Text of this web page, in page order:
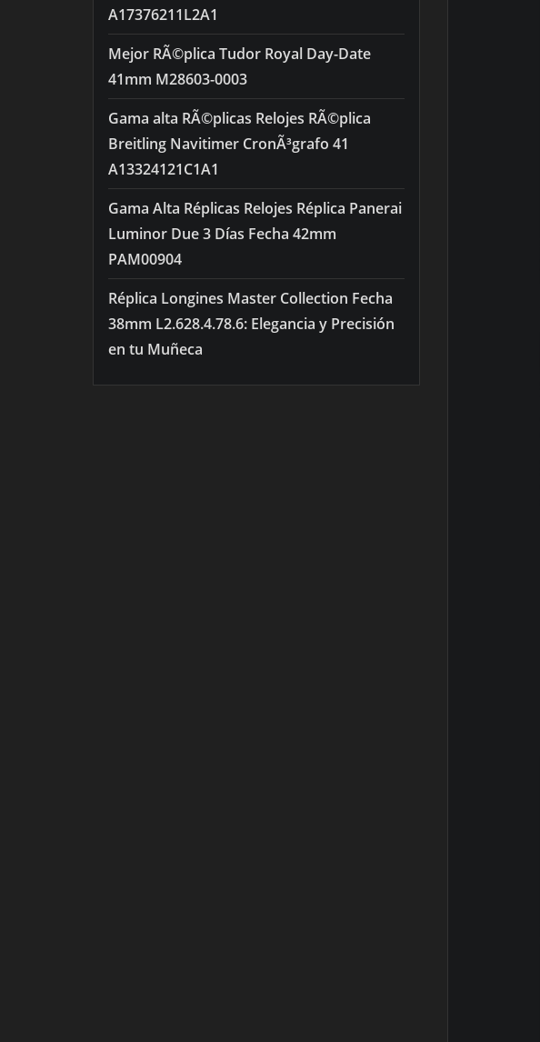
A17376211L2A1
Mejor RÃ©plica Tudor Royal Day-Date
41mm M28603-0003
Gama alta RÃ©plicas Relojes RÃ©plica
Breitling Navitimer CronÃ³grafo 41
A13324121C1A1
Gama Alta Réplicas Relojes Réplica Panerai
Luminor Due 3 Días Fecha 42mm
PAM00904
Réplica Longines Master Collection Fecha
38mm L2.628.4.78.6: Elegancia y Precisión
en tu Muñeca